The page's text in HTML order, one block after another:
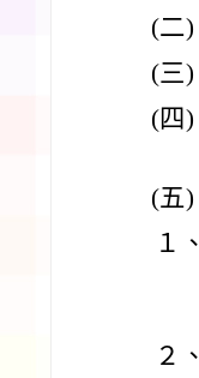
(二)
(三)
(四)
(五)
１、
２、